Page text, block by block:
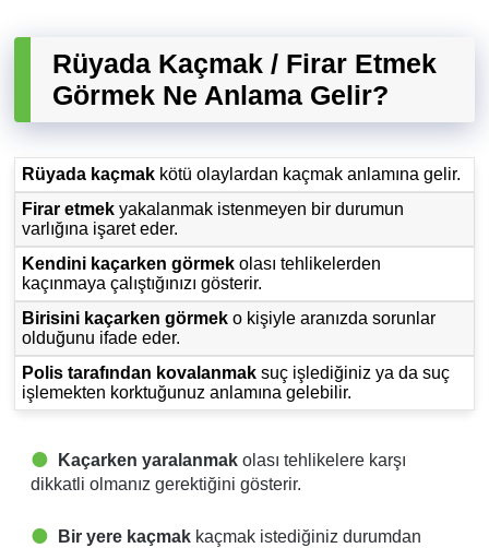
Rüyada Kaçmak / Firar Etmek
Görmek Ne Anlama Gelir?
Rüyada kaçmak kötü olaylardan kaçmak anlamına gelir.
Firar etmek yakalanmak istenmeyen bir durumun
varlığına işaret eder.
Kendini kaçarken görmek olası tehlikelerden
kaçınmaya çalıştığınızı gösterir.
Birisini kaçarken görmek o kişiyle aranızda sorunlar
olduğunu ifade eder.
Polis tarafından kovalanmak suç işlediğiniz ya da suç
işlemekten korktuğunuz anlamına gelebilir.
Kaçarken yaralanmak olası tehlikelere karşı
dikkatli olmanız gerektiğini gösterir.
Bir yere kaçmak kaçmak istediğiniz durumdan